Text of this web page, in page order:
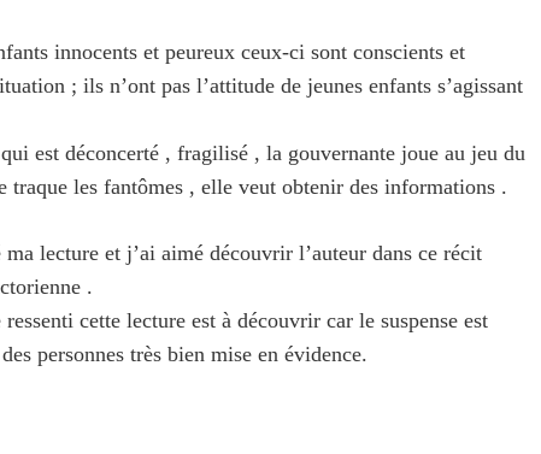
innocents et peureux ceux-ci sont conscients et
; ils n’ont pas l’attitude de jeunes enfants s’agissant
est déconcerté , fragilisé , la gouvernante joue au jeu du
traque les fantômes , elle veut obtenir des informations .
lecture et j’ai aimé découvrir l’auteur dans ce récit
.
cette lecture est à découvrir car le suspense est
personnes très bien mise en évidence.